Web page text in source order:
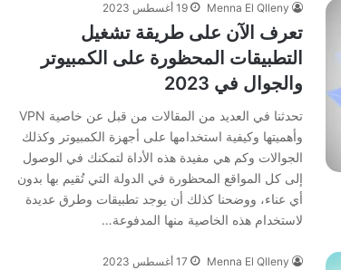
Menna El Qlleny 19 أغسطس 2023
تعرف الآن على طريقة تشغيل
التطبيقات المحظورة على الكمبيوتر
والجوال في 2023
تحدثنا في العديد من المقالات من قبل عن خاصية VPN
وأهميتها وكيفية استخدامها على أجهزة الكمبيوتر وكذلك
الجوالات وكم هي مفيدة هذه الأداة لتمكنك في الوصول
إلى كل المواقع المحظورة في الدولة التي تُقيم بها بدون
أي عناء، ووضحنا كذلك أن يوجد تطبيقات وطرق عديدة
لاستخدام هذه الخاصية منها المدفوعة…
Menna El Qlleny 17 أغسطس 2023